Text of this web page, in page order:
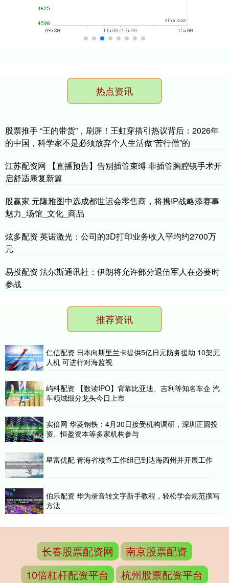
热点资讯
股票推手 “王的带货”，刷屏！王虹穿搭引热议背后：2026年
的中国，科学家不是必须放弃个人生活做“苦行僧”的
江苏配资网 【直播预告】告别插管束缚 非插管胸腔镜手术开
启舒适康复新篇
股赢家 元隆雅图中选成都世运会零售商，将携IP战略添赛事
魅力_场馆_文化_商品
炫多配资 英诺激光：公司的3D打印业务收入平均约2700万
元
易投配资 法尔斯通讯社：伊朗将允许部分退伍军人在必要时
参战
推荐资讯
仁信配资 日本向斯里兰卡提供5亿日元防务援助 10架无
人机 可进行对海监视
屿科配资 【数读IPO】背靠比亚迪、吉利等知名车企 汽
车领域细分龙头今日上市
实倍网 华菱钢铁：4月30日接受机构调研，深圳正圆投
资、恒盈资本等多家机构参与
星富优配 青海省核查工作组已到达海西州并开展工作
伯乐配资 华为录音转文字新手教程，轻松学会规范撰写
方法
长春股票配资网
南京股票配资
10倍杠杆配资平台
杭州股票配资平台